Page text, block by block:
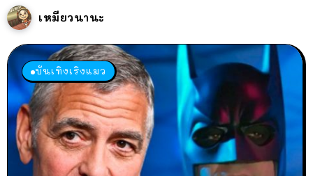
เหมียวนานะ
บันเทิงเริงแมว